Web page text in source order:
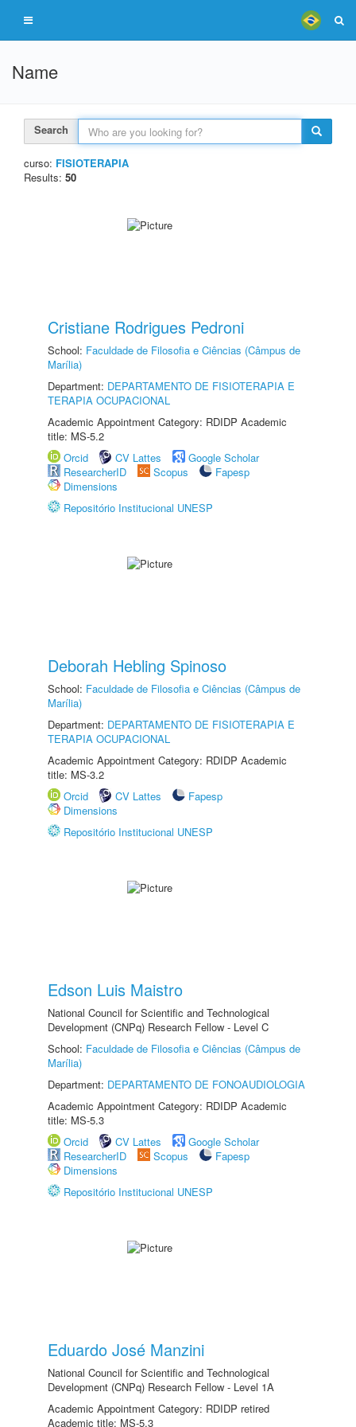
Name
Search
curso: FISIOTERAPIA
Results: 50
Cristiane Rodrigues Pedroni
School: Faculdade de Filosofia e Ciências (Câmpus de
Marília)
Department: DEPARTAMENTO DE FISIOTERAPIA E
TERAPIA OCUPACIONAL
Academic Appointment Category: RDIDP Academic
title: MS-5.2
Orcid
CV Lattes
Google Scholar
ResearcherID
Scopus
Fapesp
Dimensions
Repositório Institucional UNESP
Deborah Hebling Spinoso
School: Faculdade de Filosofia e Ciências (Câmpus de
Marília)
Department: DEPARTAMENTO DE FISIOTERAPIA E
TERAPIA OCUPACIONAL
Academic Appointment Category: RDIDP Academic
title: MS-3.2
Orcid
CV Lattes
Fapesp
Dimensions
Repositório Institucional UNESP
Edson Luis Maistro
National Council for Scientific and Technological
Development (CNPq) Research Fellow - Level C
School: Faculdade de Filosofia e Ciências (Câmpus de
Marília)
Department: DEPARTAMENTO DE FONOAUDIOLOGIA
Academic Appointment Category: RDIDP Academic
title: MS-5.3
Orcid
CV Lattes
Google Scholar
ResearcherID
Scopus
Fapesp
Dimensions
Repositório Institucional UNESP
Eduardo José Manzini
National Council for Scientific and Technological
Development (CNPq) Research Fellow - Level 1A
Academic Appointment Category: RDIDP retired
Academic title: MS-5.3